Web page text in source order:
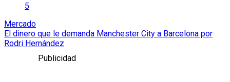
5
Mercado
El dinero que le demanda Manchester City a Barcelona por
Rodri Hernández
Publicidad